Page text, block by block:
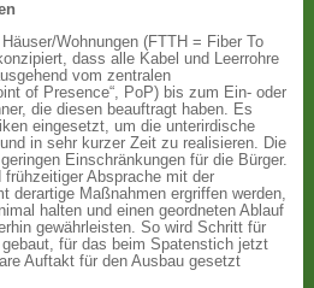
Wohnungen (FTTH = Fiber To
dass alle Kabel und Leerrohre
vom zentralen
of Presence“, PoP) bis zum Ein- oder
die diesen beauftragt haben. Es
eingesetzt, um die unterirdische
in sehr kurzer Zeit zu realisieren. Die
Einschränkungen für die Bürger.
Absprache mit der
derartige Maßnahmen ergriffen werden,
halten und einen geordneten Ablauf
gewährleisten. So wird Schritt für
für das beim Spatenstich jetzt
Auftakt für den Ausbau gesetzt